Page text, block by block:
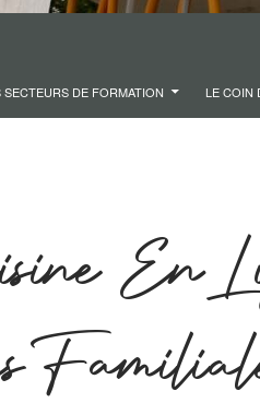
SECTEURS DE FORMATION LE COIN
En